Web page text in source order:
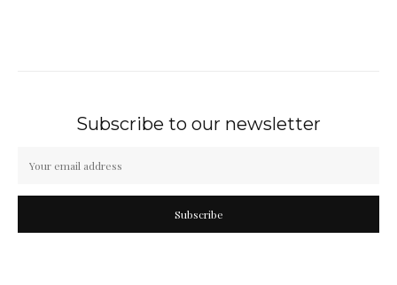
Subscribe to our newsletter
Subscribe